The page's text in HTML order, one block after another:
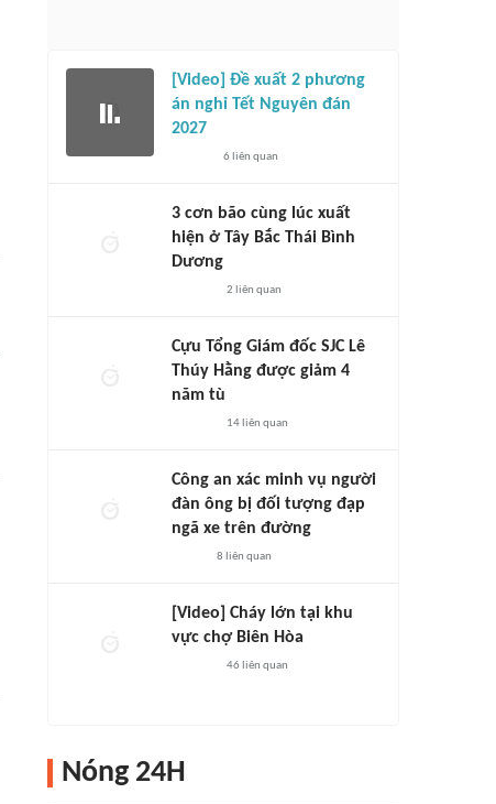
[Video] Đề xuất 2 phương
án nghỉ Tết Nguyên đán
2027
6 liên quan
3 cơn bão cùng lúc xuất
hiện ở Tây Bắc Thái Bình
Dương
2 liên quan
Cựu Tổng Giám đốc SJC Lê
Thúy Hằng được giảm 4
năm tù
14 liên quan
Công an xác minh vụ người
đàn ông bị đối tượng đạp
ngã xe trên đường
8 liên quan
[Video] Cháy lớn tại khu
vực chợ Biên Hòa
46 liên quan
Nóng 24H